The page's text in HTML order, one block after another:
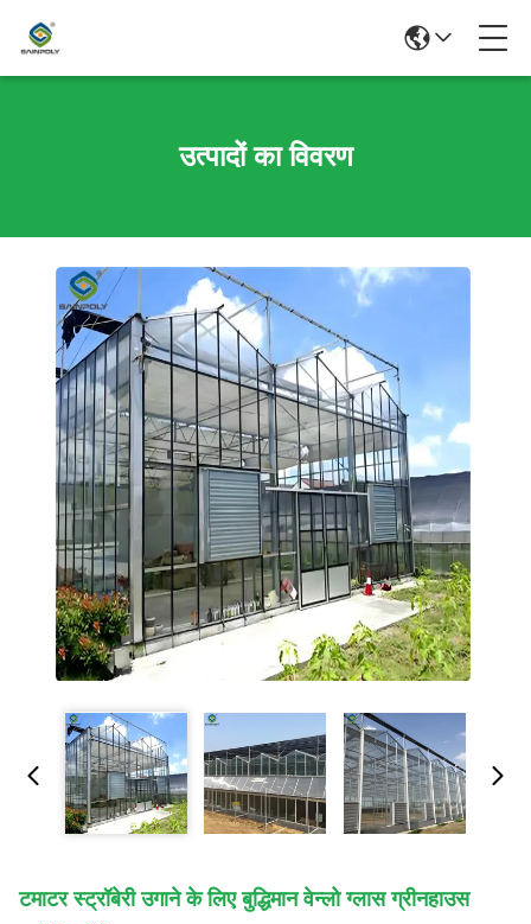
उत्पादों का विवरण
टमाटर स्ट्रॉबेरी उगाने के लिए बुद्धिमान वेन्लो ग्लास ग्रीनहाउस